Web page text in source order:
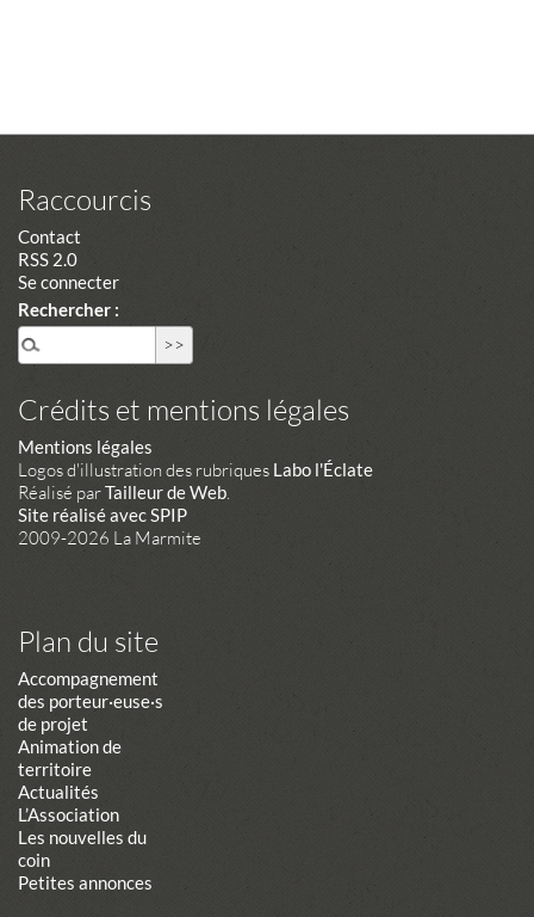
Raccourcis
Contact
RSS 2.0
Se connecter
Rechercher :
Crédits et mentions légales
Mentions légales
Logos d'illustration des rubriques Labo l'Éclate
Réalisé parTailleur de Web.
Site réalisé avec SPIP
2009-2026 La Marmite
Plan du site
Accompagnement
des porteur·euse·s
de projet
Animation de
territoire
Actualités
L’Association
Les nouvelles du
coin
Petites annonces